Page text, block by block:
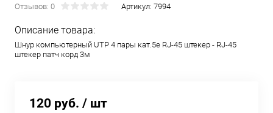
Отзывов: 0 Артикул: 7994
Описание товара:
Шнур компьютерный UTP 4 пары кат.5e RJ-45 штекер - RJ-45
штекер патч корд 3м
120 руб. / шт